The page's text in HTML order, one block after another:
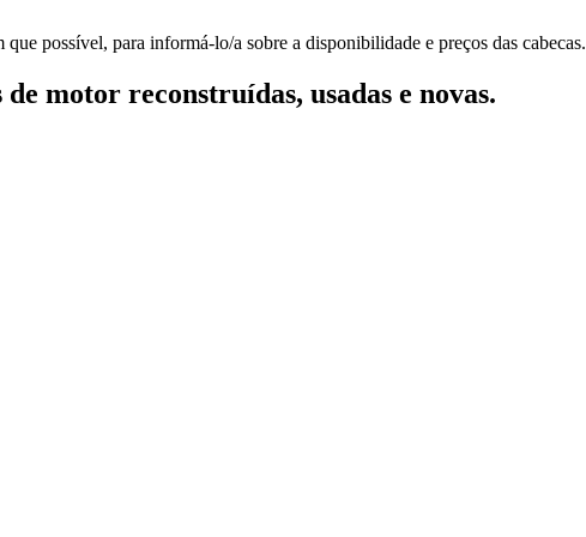
que possível, para informá-lo/a sobre a disponibilidade e preços das cabecas.
motor reconstruídas, usadas e novas.